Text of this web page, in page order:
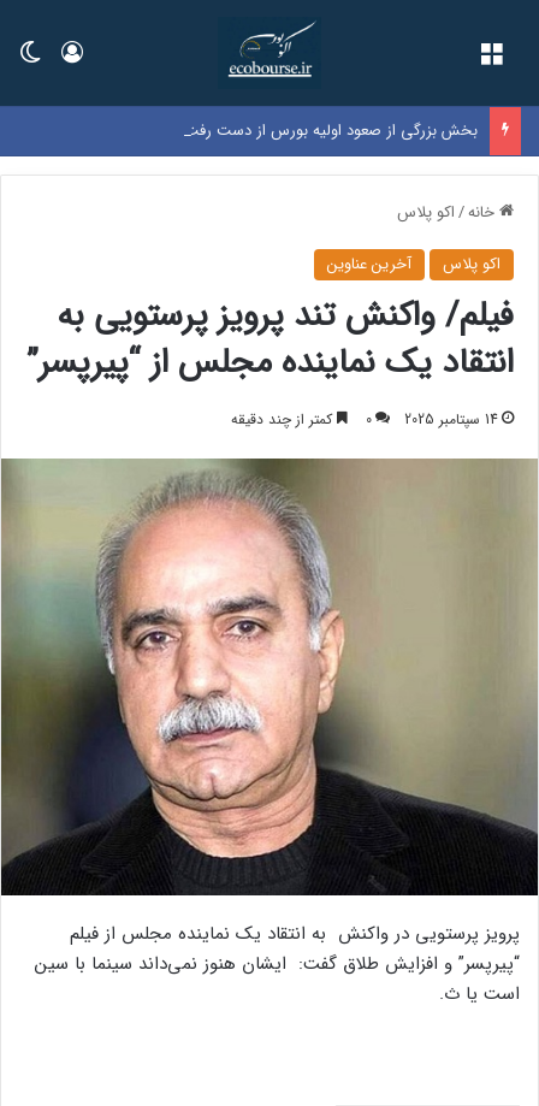
ورود
بخش بزرگی از صعود اولیه بورس از دست رفت
خانه/اکو پلاس
اکو پلاس آخرین عناوین
فیلم/ واکنش تند پرویز پرستویی به
انتقاد یک نماینده مجلس از “پیرپسر”
14 سپتامبر 2025 0 کمتر از چند دقیقه
پرویز پرستویی در واکنش به انتقاد یک نماینده مجلس از فیلم
“پیرپسر” و افزایش طلاق گفت: ایشان هنوز نمی‌داند سینما با سین
است یا ث.